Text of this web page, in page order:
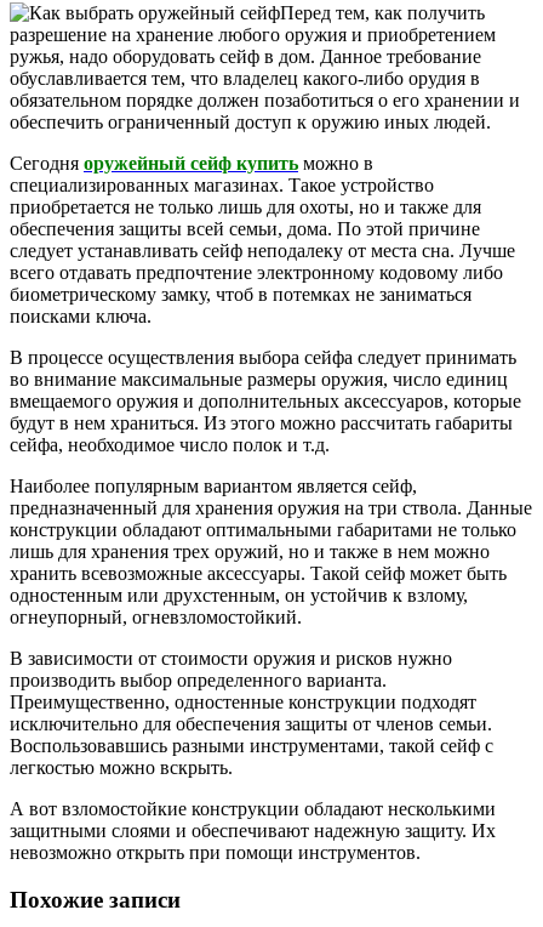
Перед тем, как получить
разрешение на хранение любого оружия и приобретением
ружья, надо оборудовать сейф в дом. Данное требование
обуславливается тем, что владелец какого-либо орудия в
обязательном порядке должен позаботиться о его хранении и
обеспечить ограниченный доступ к оружию иных людей.
Сегодня оружейный сейф купить можно в
специализированных магазинах. Такое устройство
приобретается не только лишь для охоты, но и также для
обеспечения защиты всей семьи, дома. По этой причине
следует устанавливать сейф неподалеку от места сна. Лучше
всего отдавать предпочтение электронному кодовому либо
биометрическому замку, чтоб в потемках не заниматься
поисками ключа.
В процессе осуществления выбора сейфа следует принимать
во внимание максимальные размеры оружия, число единиц
вмещаемого оружия и дополнительных аксессуаров, которые
будут в нем храниться. Из этого можно рассчитать габариты
сейфа, необходимое число полок и т.д.
Наиболее популярным вариантом является сейф,
предназначенный для хранения оружия на три ствола. Данные
конструкции обладают оптимальными габаритами не только
лишь для хранения трех оружий, но и также в нем можно
хранить всевозможные аксессуары. Такой сейф может быть
одностенным или друхстенным, он устойчив к взлому,
огнеупорный, огневзломостойкий.
В зависимости от стоимости оружия и рисков нужно
производить выбор определенного варианта.
Преимущественно, одностенные конструкции подходят
исключительно для обеспечения защиты от членов семьи.
Воспользовавшись разными инструментами, такой сейф с
легкостью можно вскрыть.
А вот взломостойкие конструкции обладают несколькими
защитными слоями и обеспечивают надежную защиту. Их
невозможно открыть при помощи инструментов.
Похожие записи